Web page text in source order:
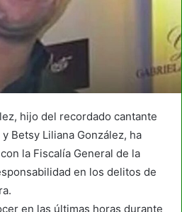
hijo del recordado cantante
Betsy Liliana González, ha
la Fiscalía General de la
en los delitos de
en las últimas horas durante